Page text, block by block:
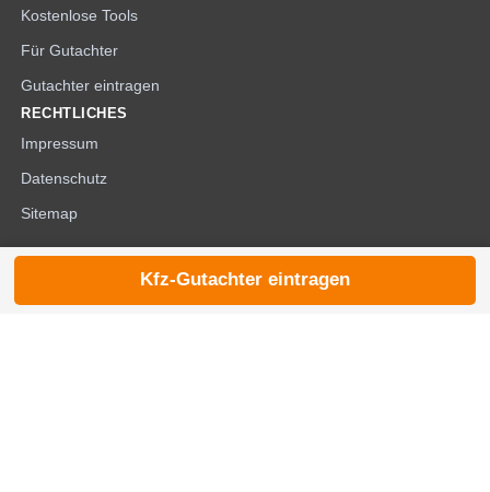
Kostenlose Tools
Für Gutachter
Gutachter eintragen
RECHTLICHES
Impressum
Datenschutz
Sitemap
© 2026 die-kfzgutachter.de |
Kfz-Gutachter eintragen